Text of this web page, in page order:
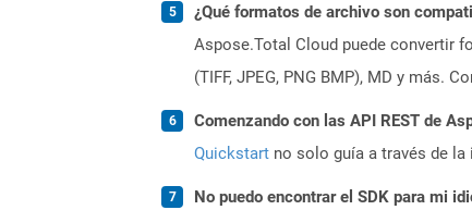
¿Qué formatos de archivo son
Aspose.Total Cloud puede convertir
(TIFF, JPEG, PNG BMP), MD y más.
Comenzando con las API REST de
Quickstart no solo guía a través de
No puedo encontrar el SDK para mi